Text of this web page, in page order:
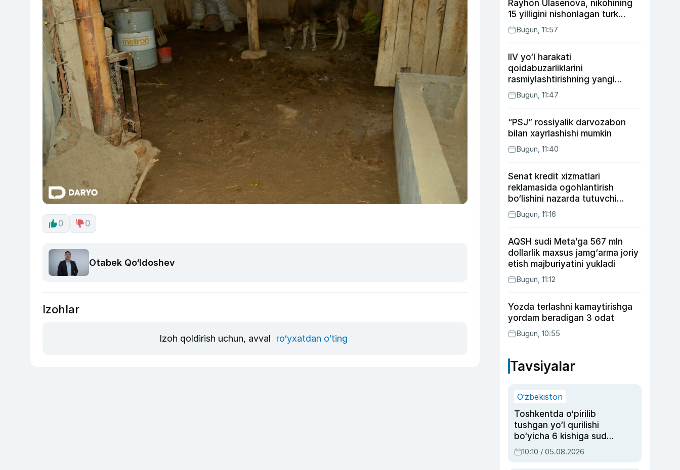
0 0
Otabek Qo‘ldoshev
Izohlar
Izoh qoldirish uchun, avval ro‘yxatdan o‘ting
Rayhon Ulasenova, nikohining
15 yilligini nishonlagan turk
aktyorlari va Kamelot qasriga
sayohat qilgan Zebo Rahimova
Bugun, 11:57
IIV yo‘l harakati
qoidabuzarliklarini
rasmiylashtirishning yangi
tartibini taklif qildi
Bugun, 11:47
“PSJ” rossiyalik darvozabon
bilan xayrlashishi mumkin
Bugun, 11:40
Senat kredit xizmatlari
reklamasida ogohlantirish
bo‘lishini nazarda tutuvchi
qonunni ma’qulladi
Bugun, 11:16
AQSH sudi Meta’ga 567 mln
dollarlik maxsus jamg‘arma joriy
etish majburiyatini yukladi
Bugun, 11:12
Yozda terlashni kamaytirishga
yordam beradigan 3 odat
Bugun, 10:55
Tavsiyalar
O‘zbekiston
Toshkentda o‘pirilib
tushgan yo‘l qurilishi
bo‘yicha 6 kishiga sud
hukmi o‘qildi
10:10 / 05.08.2026